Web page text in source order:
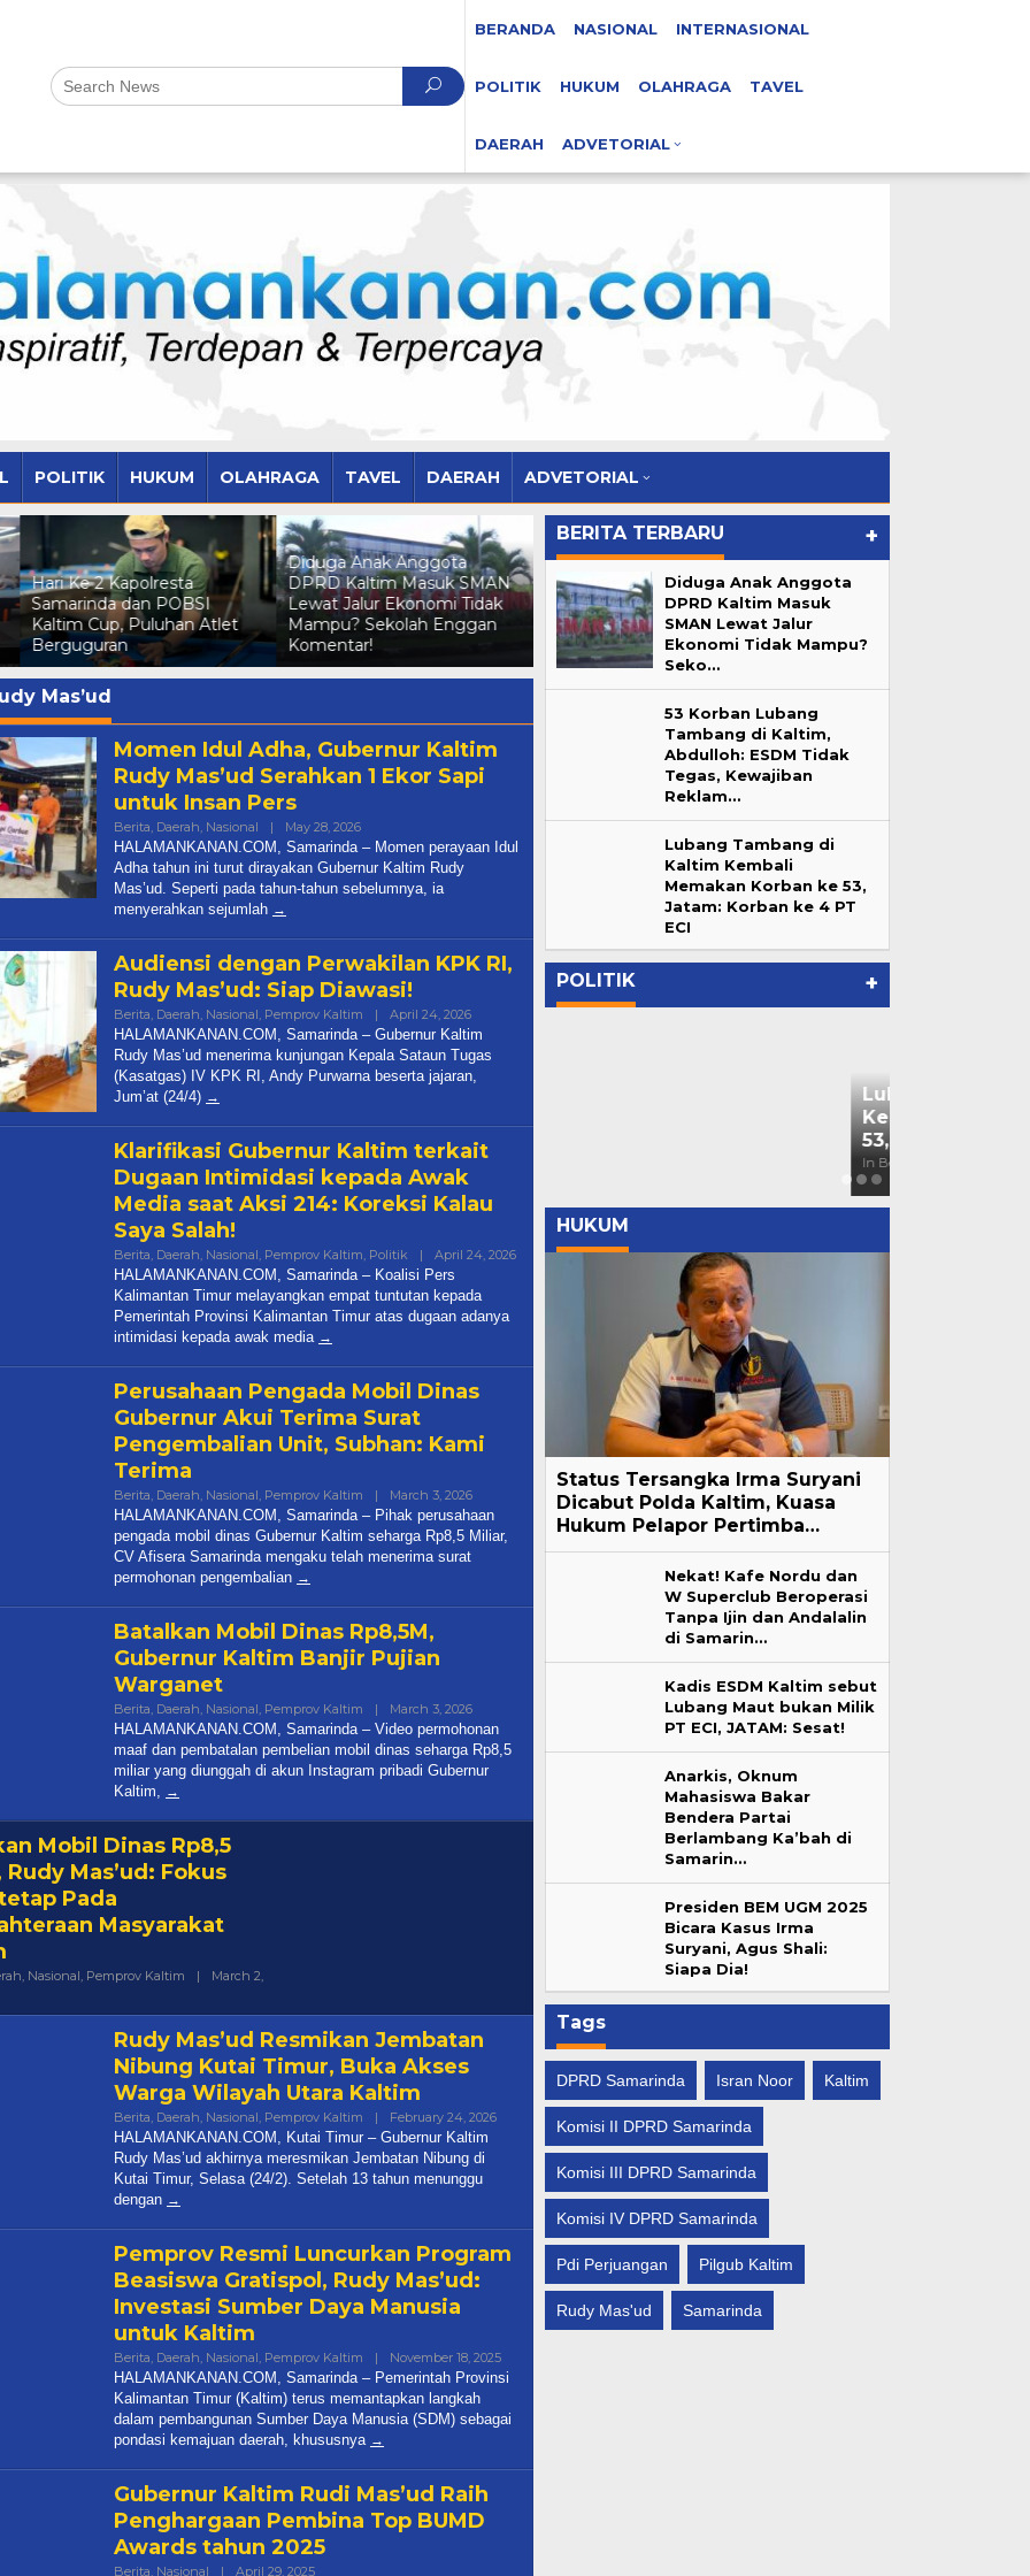
BERANDA NASIONAL INTERNASIONAL
POLITIK HUKUM OLAHRAGA TAVEL
DAERAH ADVETORIAL
POLITIK HUKUM OLAHRAGA TAVEL DAERAH ADVETORIAL
Diduga Anak Anggota
DPRD Kaltim Masuk SMAN
Lewat Jalur Ekonomi Tidak
Mampu? Sekolah Enggan
Komentar!
Status Tersangka Irma
Suryani Dicabut Polda
Kaltim, Kuasa Hukum
Pelapor Pertimbangkan
Praperadilan
Nekat! Kafe Nordu dan W
Superclub Beroperasi Tanpa
Ijin dan Andalalin di
Samarinda
Reborn Fun Games, Cari
Bibit Atlet Biliar Potensial
Samarinda
Games, Cari Bibit Atlet Biliar
Potensial Samarinda
Mas’ud
Momen Idul Adha, Gubernur Kaltim
Rudy Mas’ud Serahkan 1 Ekor Sapi
untuk Insan Pers
Berita, Daerah, Nasional | May 28, 2026By
Halamankanancom@gmail.com
HALAMANKANAN.COM, Samarinda – Momen perayaan Idul
Adha tahun ini turut dirayakan Gubernur Kaltim Rudy
Mas’ud. Seperti pada tahun-tahun sebelumnya, ia
menyerahkan sejumlah
Audiensi dengan Perwakilan KPK RI,
Rudy Mas’ud: Siap Diawasi!
Berita, Daerah, Nasional, Pemprov Kaltim | April 24, 2026By
Halamankanancom@gmail.com
HALAMANKANAN.COM, Samarinda – Gubernur Kaltim
Rudy Mas’ud menerima kunjungan Kepala Sataun Tugas
(Kasatgas) IV KPK RI, Andy Purwarna beserta jajaran,
Jum’at (24/4)
Klarifikasi Gubernur Kaltim terkait
Dugaan Intimidasi kepada Awak
Media saat Aksi 214: Koreksi Kalau
Saya Salah!
Berita, Daerah, Nasional, Pemprov Kaltim, Politik | April 24, 2026By
Halamankanancom@gmail.com
HALAMANKANAN.COM, Samarinda – Koalisi Pers
Kalimantan Timur melayangkan empat tuntutan kepada
Pemerintah Provinsi Kalimantan Timur atas dugaan adanya
intimidasi kepada awak media
Perusahaan Pengada Mobil Dinas
Gubernur Akui Terima Surat
Pengembalian Unit, Subhan: Kami
Terima
Berita, Daerah, Nasional, Pemprov Kaltim | March 3, 2026By
Halamankanancom@gmail.com
HALAMANKANAN.COM, Samarinda – Pihak perusahaan
pengada mobil dinas Gubernur Kaltim seharga Rp8,5 Miliar,
CV Afisera Samarinda mengaku telah menerima surat
permohonan pengembalian
Batalkan Mobil Dinas Rp8,5M,
Gubernur Kaltim Banjir Pujian
Warganet
Berita, Daerah, Nasional, Pemprov Kaltim | March 3, 2026By
Halamankanancom@gmail.com
HALAMANKANAN.COM, Samarinda – Video permohonan
maaf dan pembatalan pembelian mobil dinas seharga Rp8,5
miliar yang diunggah di akun Instagram pribadi Gubernur
Kaltim,
Mobil Dinas Rp8,5
Mas’ud: Fokus
Pada
Masyarakat
, Nasional, Pemprov Kaltim |
March 2,
Rudy Mas’ud Resmikan Jembatan
Nibung Kutai Timur, Buka Akses
Warga Wilayah Utara Kaltim
Berita, Daerah, Nasional, Pemprov Kaltim | February 24, 2026By
Halamankanancom@gmail.com
HALAMANKANAN.COM, Kutai Timur – Gubernur Kaltim
Rudy Mas’ud akhirnya meresmikan Jembatan Nibung di
Kutai Timur, Selasa (24/2). Setelah 13 tahun menunggu
dengan
Pemprov Resmi Luncurkan Program
Beasiswa Gratispol, Rudy Mas’ud:
Investasi Sumber Daya Manusia
untuk Kaltim
Berita, Daerah, Nasional, Pemprov Kaltim | November 18, 2025By
Halamankanancom@gmail.com
HALAMANKANAN.COM, Samarinda – Pemerintah Provinsi
Kalimantan Timur (Kaltim) terus memantapkan langkah
dalam pembangunan Sumber Daya Manusia (SDM) sebagai
pondasi kemajuan daerah, khususnya
Gubernur Kaltim Rudi Mas’ud Raih
Penghargaan Pembina Top BUMD
Awards tahun 2025
Berita, Nasional | April 29, 2025By
BERITA TERBARU +
Diduga Anak Anggota
DPRD Kaltim Masuk
SMAN Lewat Jalur
Ekonomi Tidak Mampu?
Seko…
53 Korban Lubang
Tambang di Kaltim,
Abdulloh: ESDM Tidak
Tegas, Kewajiban
Reklam…
Lubang Tambang di
Kaltim Kembali
Memakan Korban ke 53,
Jatam: Korban ke 4 PT
ECI
POLITIK +
Dibakar, PPP
Oknum
May 25, 2026
Diduga Anak Anggota DPRD
Kaltim Masuk SMAN Lewat Jalur
Ekonomi Tidak Mampu? Seko…
In Berita, Daerah, Dprd Kaltim, Nasional, Pemprov
Kaltim
| July 7, 2026
Lubang Tambang di Kaltim
Kembali Memakan Korban ke
53, Jatam: Korban ke 4 PT ECI
In Berita, Daerah, Pemprov Kaltim
HUKUM
Status Tersangka Irma Suryani
Dicabut Polda Kaltim, Kuasa
Hukum Pelapor Pertimba…
Nekat! Kafe Nordu dan
W Superclub Beroperasi
Tanpa Ijin dan Andalalin
di Samarin…
Kadis ESDM Kaltim sebut
Lubang Maut bukan Milik
PT ECI, JATAM: Sesat!
Anarkis, Oknum
Mahasiswa Bakar
Bendera Partai
Berlambang Ka’bah di
Samarin…
Presiden BEM UGM 2025
Bicara Kasus Irma
Suryani, Agus Shali:
Siapa Dia!
Tags
DPRD Samarinda Isran Noor Kaltim
Komisi II DPRD Samarinda
Komisi III DPRD Samarinda
Komisi IV DPRD Samarinda
Pdi Perjuangan Pilgub Kaltim
Rudy Mas'ud Samarinda